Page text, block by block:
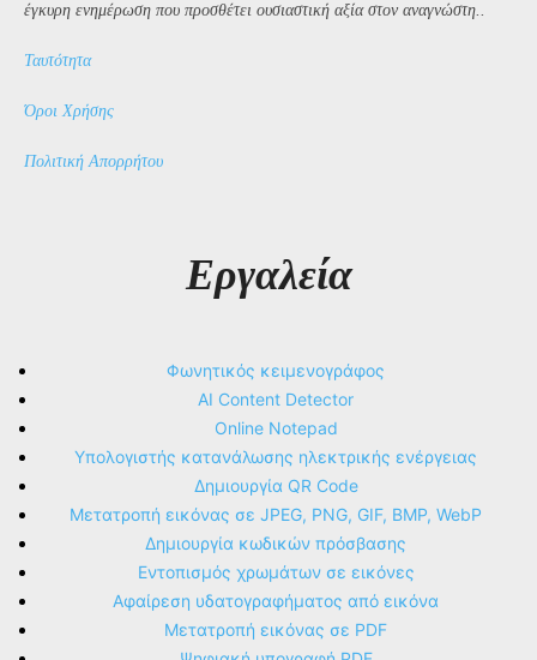
έγκυρη ενημέρωση που προσθέτει ουσιαστική αξία στον αναγνώστη..
Ταυτότητα
Όροι Χρήσης
Πολιτική Απορρήτου
Εργαλεία
Φωνητικός κειμενογράφος
AI Content Detector
Online Notepad
Υπολογιστής κατανάλωσης ηλεκτρικής ενέργειας
Δημιουργία QR Code
Μετατροπή εικόνας σε JPEG, PNG, GIF, BMP, WebP
Δημιουργία κωδικών πρόσβασης
Εντοπισμός χρωμάτων σε εικόνες
Αφαίρεση υδατογραφήματος από εικόνα
Μετατροπή εικόνας σε PDF